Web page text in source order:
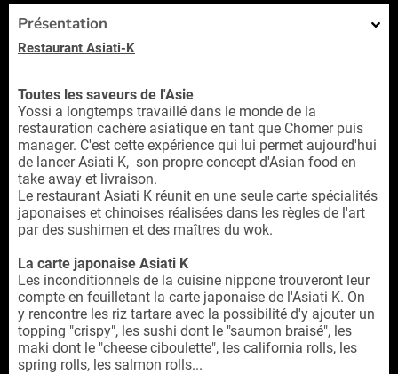
Présentation
Restaurant Asiati-K
Toutes les saveurs de l'Asie
Yossi a longtemps travaillé dans le monde de la
restauration cachère asiatique en tant que Chomer puis
manager. C'est cette expérience qui lui permet aujourd'hui
de lancer Asiati K, son propre concept d'Asian food en
take away et livraison.
Le restaurant Asiati K réunit en une seule carte spécialités
japonaises et chinoises réalisées dans les règles de l'art
par des sushimen et des maîtres du wok.
La carte japonaise Asiati K
Les inconditionnels de la cuisine nippone trouveront leur
compte en feuilletant la carte japonaise de l'Asiati K. On
y rencontre les riz tartare avec la possibilité d'y ajouter un
topping "crispy", les sushi dont le "saumon braisé", les
maki dont le "cheese ciboulette", les california rolls, les
spring rolls, les salmon rolls...